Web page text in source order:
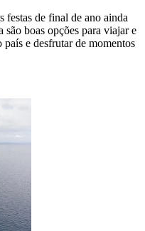
festas de final de ano ainda
são boas opções para viajar e
país e desfrutar de momentos